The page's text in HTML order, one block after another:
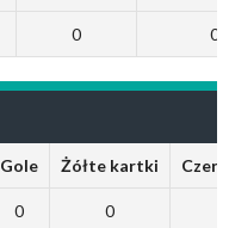
0 0
Gole Żółte kartki
0 0